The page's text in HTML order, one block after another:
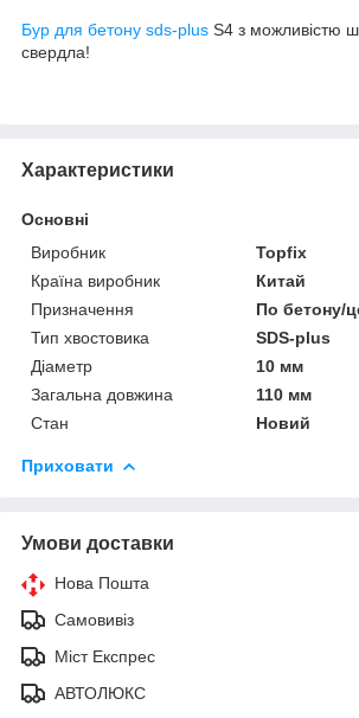
Бур для бетону sds-plus S4 з можливістю
свердла!
Характеристики
Основні
Виробник
Topfix
Країна виробник
Китай
Призначення
По бетону/
Тип хвостовика
SDS-plus
Діаметр
10 мм
Загальна довжина
110 мм
Стан
Новий
Приховати
Умови доставки
Нова Пошта
Самовивіз
Міст Експрес
АВТОЛЮКС